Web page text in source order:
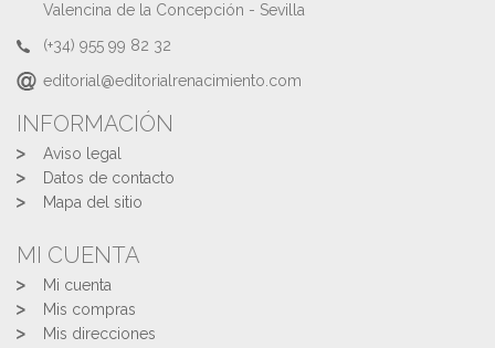
Valencina de la Concepción - Sevilla
(+34) 955 99 82 32
editorial@editorialrenacimiento.com
INFORMACIÓN
Aviso legal
Datos de contacto
Mapa del sitio
MI CUENTA
Mi cuenta
Mis compras
Mis direcciones